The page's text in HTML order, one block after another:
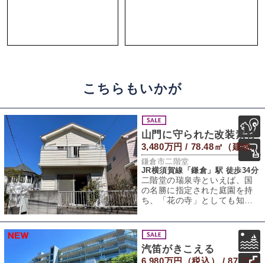
こちらもいかが
山門に守られた改装素材
3,480万円 / 78.48㎡（建物） 104.21㎡（敷地）
鎌倉市二階堂
JR横須賀線「鎌倉」駅 徒歩34分
二階堂の瑞泉寺といえば、国
の名勝に指定された庭園を持
ち、「花の寺」としても知ら
葉の季節にはこと
汽笛がきこえる